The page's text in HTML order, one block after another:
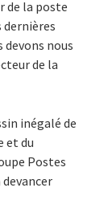
de la poste
nous
de la
inégalé de
et du
Postes